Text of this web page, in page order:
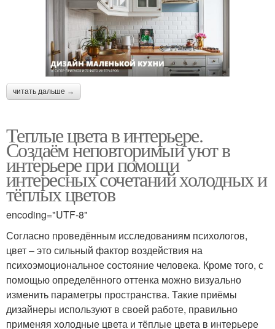
читать дальше →
Теплые цвета в интерьере.
Создаём неповторимый уют в
интерьере при помощи
интересных сочетаний холодных и
тёплых цветов
encoding="UTF-8"
Согласно проведённым исследованиям психологов,
цвет – это сильный фактор воздействия на
психоэмоциональное состояние человека. Кроме того, с
помощью определённого оттенка можно визуально
изменить параметры пространства. Такие приёмы
дизайнеры используют в своей работе, правильно
применяя холодные цвета и тёплые цвета в интерьере